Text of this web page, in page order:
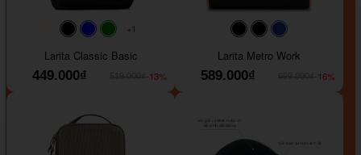
#faf0e6
#000000#0000FF#008000
+1
Larita Classic Basic
449.000₫
-13%
#000000#000000
Larita Metro Work
589.000₫
-16%